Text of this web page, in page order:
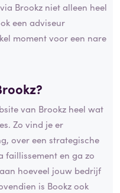
Brookz niet alleen heel
een adviseur
moment voor een nare
van Brookz heel wat
Zo vind je er
over een strategische
faillissement en ga zo
hoeveel jouw bedrijf
is Bookz ook